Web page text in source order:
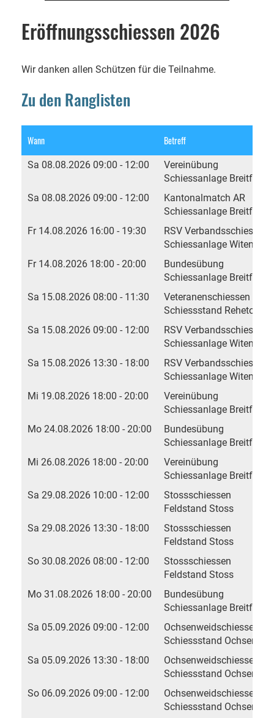
Eröffnungsschiessen 2026
Wir danken allen Schützen für die Teilnahme.
Zu den Ranglisten
Wann Betreff
Sa 08.08.2026 09:00 - 12:00
Vereinübung
Schiessanlage Breitfeld,
Sa 08.08.2026 09:00 - 12:00
Kantonalmatch AR
Schiessanlage Breitfeld,
Fr 14.08.2026 16:00 - 19:30
RSV Verbandsschiessen
Schiessanlage Witen
Fr 14.08.2026 18:00 - 20:00
Bundesübung
Schiessanlage Breitfeld,
Sa 15.08.2026 08:00 - 11:30
Veteranenschiessen
Schiessstand Rehetobel
Sa 15.08.2026 09:00 - 12:00
RSV Verbandsschiessen
Schiessanlage Witen
Sa 15.08.2026 13:30 - 18:00
RSV Verbandsschiessen
Schiessanlage Witen
Mi 19.08.2026 18:00 - 20:00
Vereinübung
Schiessanlage Breitfeld,
Mo 24.08.2026 18:00 - 20:00
Bundesübung
Schiessanlage Breitfeld,
Mi 26.08.2026 18:00 - 20:00
Vereinübung
Schiessanlage Breitfeld,
Sa 29.08.2026 10:00 - 12:00
Stossschiessen
Feldstand Stoss
Sa 29.08.2026 13:30 - 18:00
Stossschiessen
Feldstand Stoss
So 30.08.2026 08:00 - 12:00
Stossschiessen
Feldstand Stoss
Mo 31.08.2026 18:00 - 20:00
Bundesübung
Schiessanlage Breitfeld,
Sa 05.09.2026 09:00 - 12:00
Ochsenweidschiessen
Schiessstand
Sa 05.09.2026 13:30 - 18:00
Ochsenweidschiessen
Schiessstand
So 06.09.2026 09:00 - 12:00
Ochsenweidschiessen
Schiessstand